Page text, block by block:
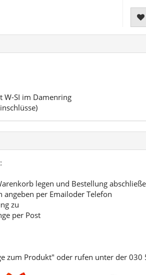
W-SI im Damenring
legen und Bestellung
angeben per Emailoder Telefon
zu
per Post
zum Produkt" oder rufen unter der 030